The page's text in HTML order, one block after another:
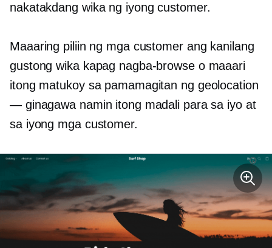
nakatakdang wika ng iyong customer.
Maaaring piliin ng mga customer ang kanilang
gustong wika kapag nagba-browse o maaari
itong matukoy sa pamamagitan ng geolocation
— ginagawa namin itong madali para sa iyo at
sa iyong mga customer.